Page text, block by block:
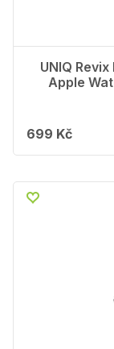
UNIQ
Apple
699 Kč